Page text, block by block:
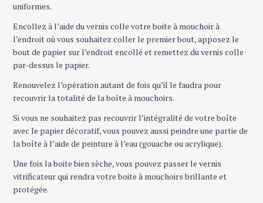
uniformes.
Encollez à l’aide du vernis colle votre boite à mouchoir à
l’endroit où vous souhaitez coller le premier bout, apposez le
bout de papier sur l’endroit encollé et remettez du vernis colle
par-dessus le papier.
Renouvelez l’opération autant de fois qu’il le faudra pour
recouvrir la totalité de la boîte à mouchoirs.
Si vous ne souhaitez pas recouvrir l’intégralité de votre boîte
avec le papier décoratif, vous pouvez aussi peindre une partie de
la boîte à l’aide de peinture à l’eau (gouache ou acrylique).
Une fois la boite bien sèche, vous pouvez passer le vernis
vitrificateur qui rendra votre boite à mouchoirs brillante et
protégée.